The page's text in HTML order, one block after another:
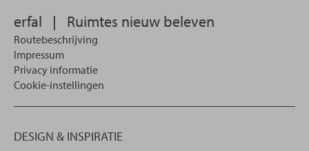
erfal | Ruimtes nieuw beleven
Routebeschrijving
Impressum
Privacy informatie
Cookie-instellingen
DESIGN & INSPIRATIE